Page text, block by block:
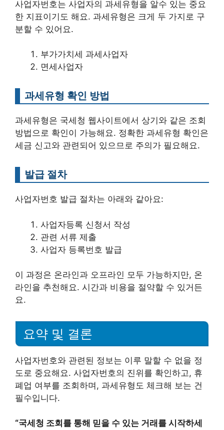
사업자번호는 사업자의 과세유형을 알수 있는 중요
한 지표이기도 해요. 과세유형은 크게 두 가지로 구
분할 수 있어요.
부가가치세 과세사업자
면세사업자
과세유형 확인 방법
과세유형은 국세청 웹사이트에서 상기와 같은 조회
방법으로 확인이 가능해요. 정확한 과세유형 확인은
세금 신고와 관련되어 있으므로 주의가 필요해요.
발급 절차
사업자번호 발급 절차는 아래와 같아요:
사업자등록 신청서 작성
관련 서류 제출
사업자 등록번호 발급
이 과정은 온라인과 오프라인 모두 가능하지만, 온
라인을 추천해요. 시간과 비용을 절약할 수 있거든
요.
요약 및 결론
사업자번호와 관련된 정보는 이루 말할 수 없을 정
도로 중요해요. 사업자번호의 진위를 확인하고, 휴
폐업 여부를 조회하며, 과세유형도 체크해 보는 건
필수입니다.
“국세청 조회를 통해 믿을 수 있는 거래를 시작하세